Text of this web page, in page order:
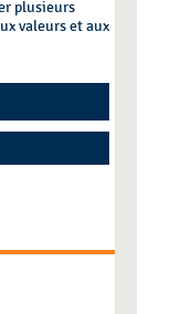
plusieurs
valeurs et aux